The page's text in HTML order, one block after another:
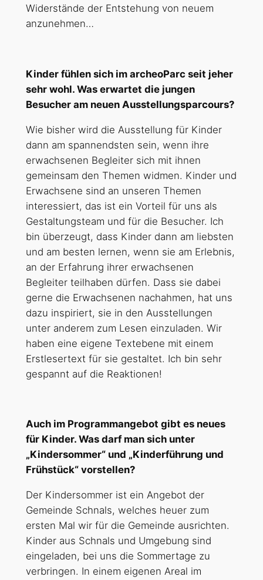
Widerstände der Entstehung von neuem
anzunehmen…
Kinder fühlen sich im archeoParc seit jeher
sehr wohl. Was erwartet die jungen
Besucher am neuen Ausstellungsparcours?
Wie bisher wird die Ausstellung für Kinder
dann am spannendsten sein, wenn ihre
erwachsenen Begleiter sich mit ihnen
gemeinsam den Themen widmen. Kinder und
Erwachsene sind an unseren Themen
interessiert, das ist ein Vorteil für uns als
Gestaltungsteam und für die Besucher. Ich
bin überzeugt, dass Kinder dann am liebsten
und am besten lernen, wenn sie am Erlebnis,
an der Erfahrung ihrer erwachsenen
Begleiter teilhaben dürfen. Dass sie dabei
gerne die Erwachsenen nachahmen, hat uns
dazu inspiriert, sie in den Ausstellungen
unter anderem zum Lesen einzuladen. Wir
haben eine eigene Textebene mit einem
Erstlesertext für sie gestaltet. Ich bin sehr
gespannt auf die Reaktionen!
Auch im Programmangebot gibt es neues
für Kinder. Was darf man sich unter
„Kindersommer“ und „Kinderführung und
Frühstück“ vorstellen?
Der Kindersommer ist ein Angebot der
Gemeinde Schnals, welches heuer zum
ersten Mal wir für die Gemeinde ausrichten.
Kinder aus Schnals und Umgebung sind
eingeladen, bei uns die Sommertage zu
verbringen. In einem eigenen Areal im